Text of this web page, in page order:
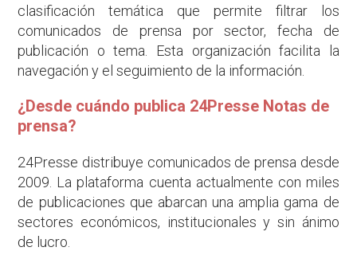
clasificación temática que permite filtrar los
comunicados de prensa por sector, fecha de
publicación o tema. Esta organización facilita la
navegación y el seguimiento de la información.
¿Desde cuándo publica 24Presse Notas de
prensa?
24Presse distribuye comunicados de prensa desde
2009. La plataforma cuenta actualmente con miles
de publicaciones que abarcan una amplia gama de
sectores económicos, institucionales y sin ánimo
de lucro.